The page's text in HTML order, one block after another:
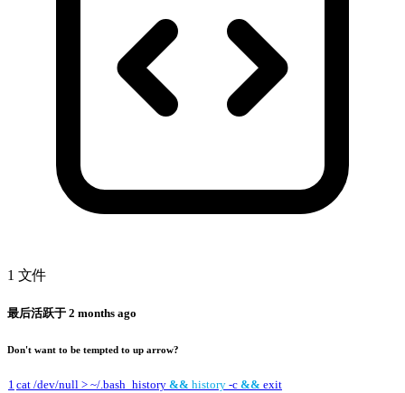
1 文件
最后活跃于 2 months ago
Don't want to be tempted to up arrow?
1 cat /dev/null > ~/.bash_history && history -c && exit